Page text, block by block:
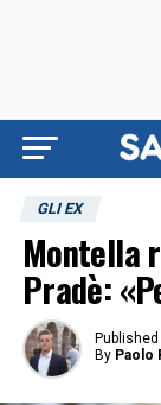
GLI EX
Montella
Pradè:
Published
By Paolo